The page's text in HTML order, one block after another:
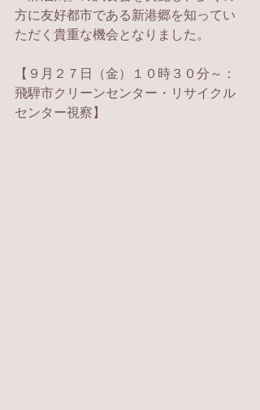
方に友好都市である新港郷を知ってい
ただく貴重な機会となりました。
【 ９月２７日（金）１０時３０分～：
飛騨市クリーンセンター・リサイクル
センター視察】